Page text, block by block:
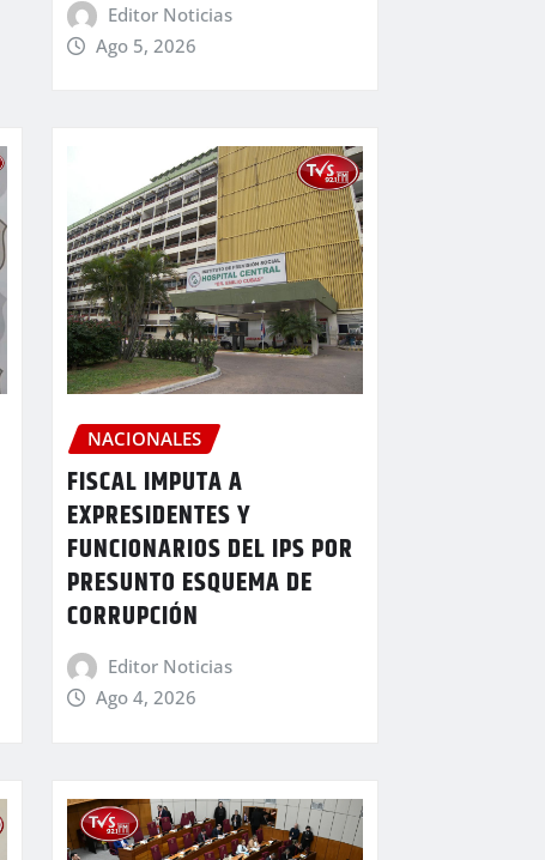
Editor Noticias
Ago 5, 2026
NACIONALES
FISCAL IMPUTA A
EXPRESIDENTES Y
FUNCIONARIOS DEL IPS POR
PRESUNTO ESQUEMA DE
CORRUPCIÓN
Editor Noticias
Ago 4, 2026